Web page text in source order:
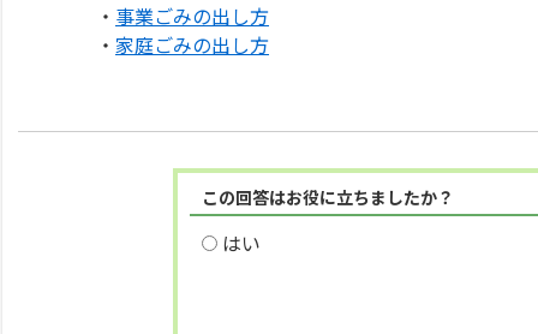
・ 事業ごみの出し方
・ 家庭ごみの出し方
この回答はお役に立ちましたか？
はい